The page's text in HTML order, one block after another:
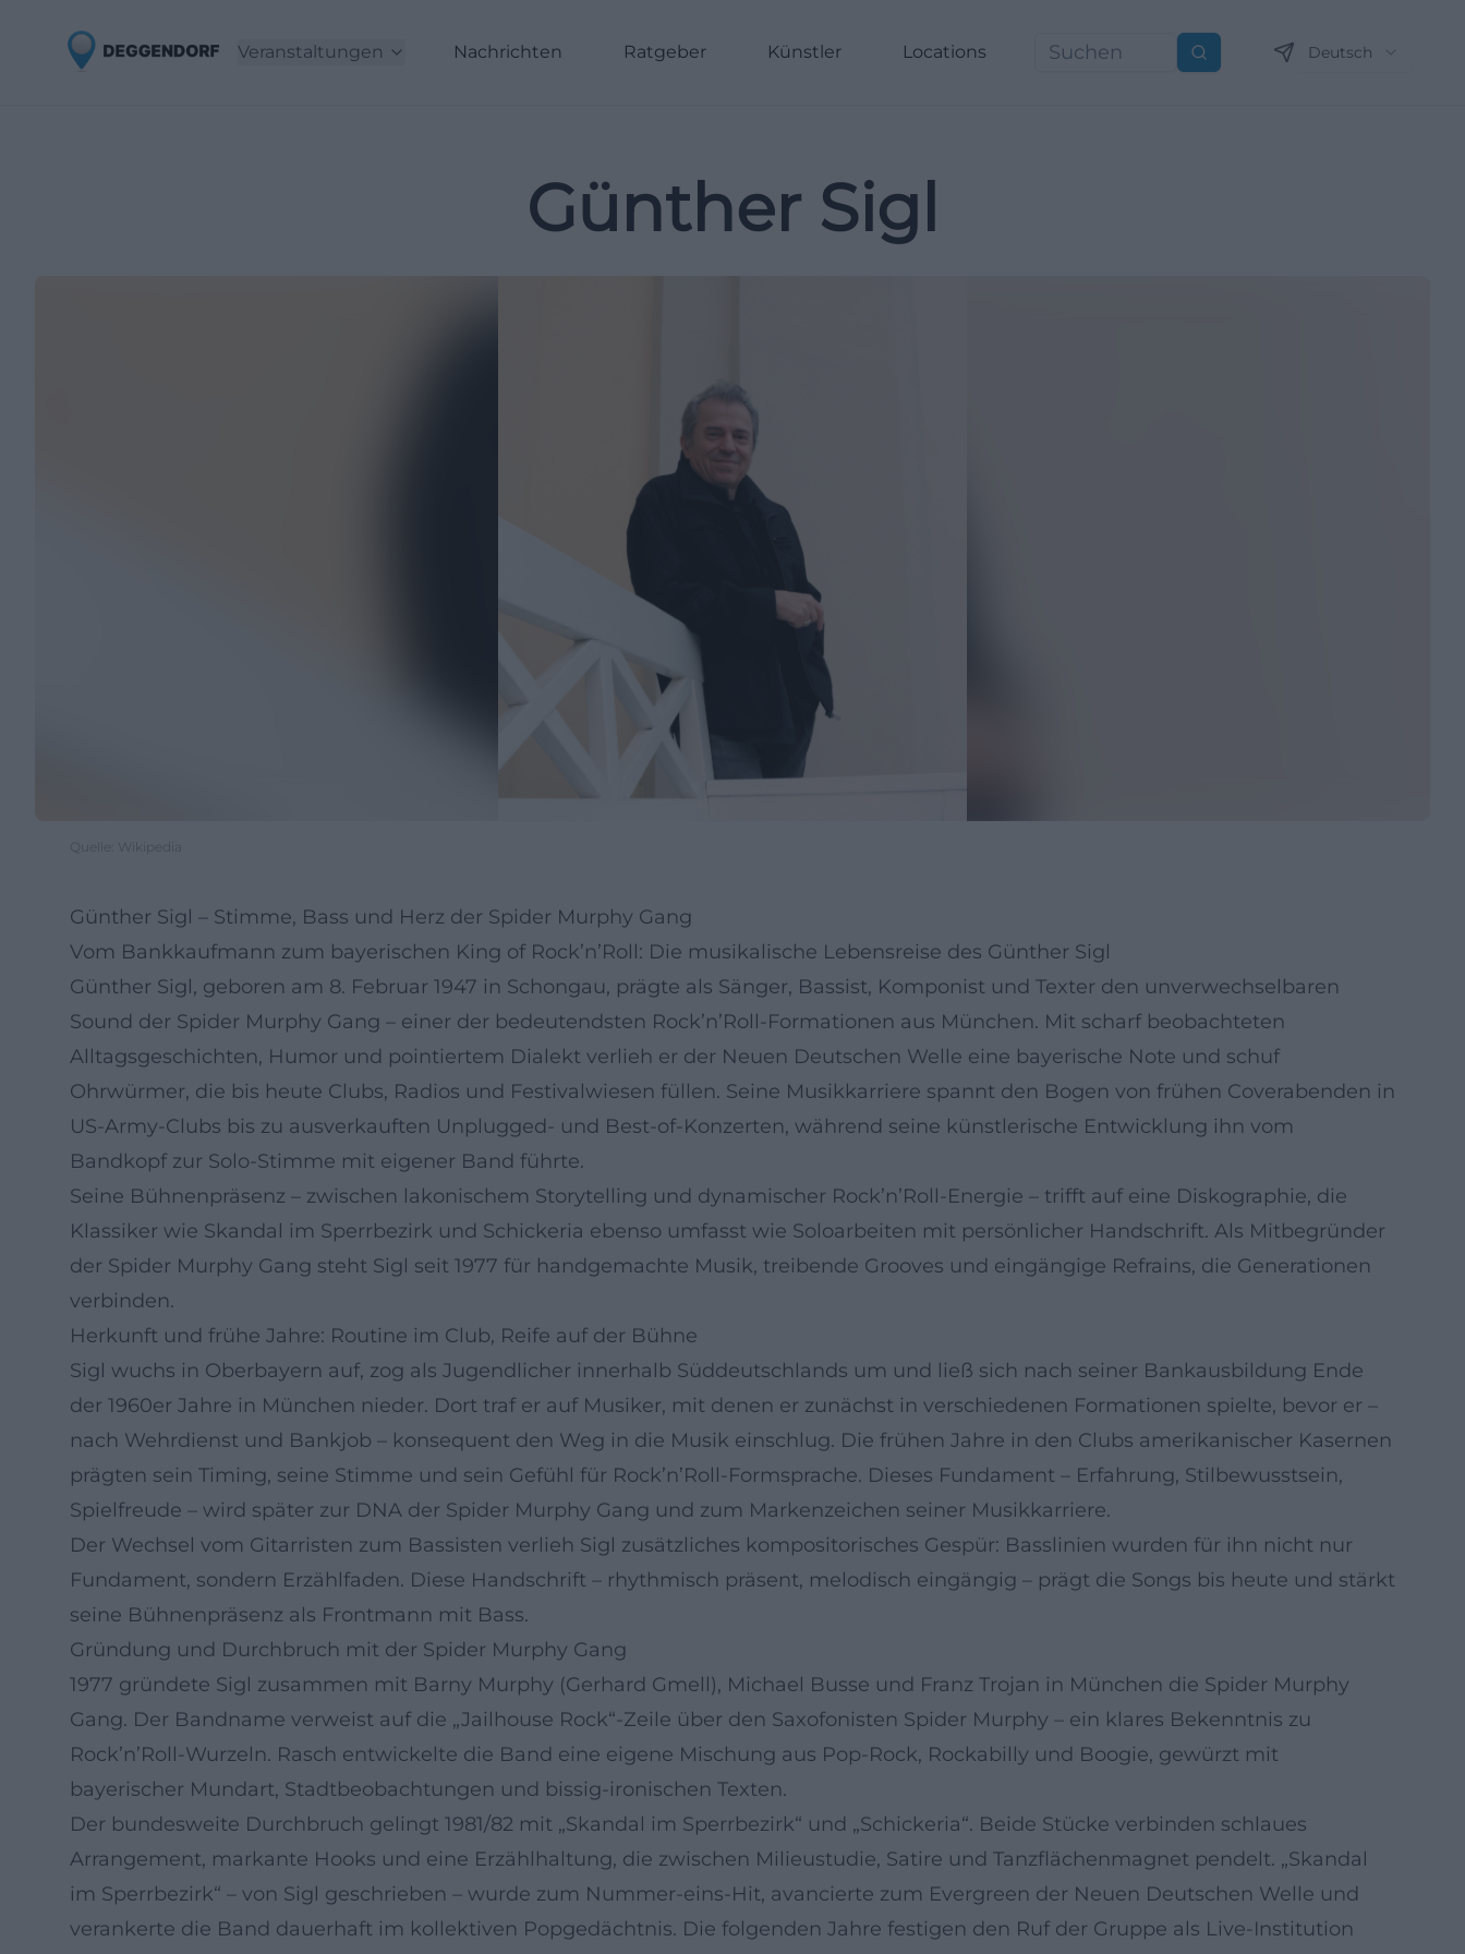
Veranstaltungen Nachrichten Ratgeber Künstler Locations Suchen Deutsch
Günther Sigl
Quelle: Wikipedia
Günther Sigl – Stimme, Bass und Herz der Spider Murphy Gang
Vom Bankkaufmann zum bayerischen King of Rock’n’Roll: Die musikalische Lebensreise des Günther Sigl
Günther Sigl, geboren am 8. Februar 1947 in Schongau, prägte als Sänger, Bassist, Komponist und Texter den unverwechselbaren
Sound der Spider Murphy Gang – einer der bedeutendsten Rock’n’Roll-Formationen aus München. Mit scharf beobachteten
Alltagsgeschichten, Humor und pointiertem Dialekt verlieh er der Neuen Deutschen Welle eine bayerische Note und schuf
Ohrwürmer, die bis heute Clubs, Radios und Festivalwiesen füllen. Seine Musikkarriere spannt den Bogen von frühen Coverabenden in
US-Army-Clubs bis zu ausverkauften Unplugged- und Best-of-Konzerten, während seine künstlerische Entwicklung ihn vom
Bandkopf zur Solo-Stimme mit eigener Band führte.
Seine Bühnenpräsenz – zwischen lakonischem Storytelling und dynamischer Rock’n’Roll-Energie – trifft auf eine Diskographie, die
Klassiker wie Skandal im Sperrbezirk und Schickeria ebenso umfasst wie Soloarbeiten mit persönlicher Handschrift. Als Mitbegründer
der Spider Murphy Gang steht Sigl seit 1977 für handgemachte Musik, treibende Grooves und eingängige Refrains, die Generationen
verbinden.
Herkunft und frühe Jahre: Routine im Club, Reife auf der Bühne
Sigl wuchs in Oberbayern auf, zog als Jugendlicher innerhalb Süddeutschlands um und ließ sich nach seiner Bankausbildung Ende
der 1960er Jahre in München nieder. Dort traf er auf Musiker, mit denen er zunächst in verschiedenen Formationen spielte, bevor er –
nach Wehrdienst und Bankjob – konsequent den Weg in die Musik einschlug. Die frühen Jahre in den Clubs amerikanischer Kasernen
prägten sein Timing, seine Stimme und sein Gefühl für Rock’n’Roll-Formsprache. Dieses Fundament – Erfahrung, Stilbewusstsein,
Spielfreude – wird später zur DNA der Spider Murphy Gang und zum Markenzeichen seiner Musikkarriere.
Der Wechsel vom Gitarristen zum Bassisten verlieh Sigl zusätzliches kompositorisches Gespür: Basslinien wurden für ihn nicht nur
Fundament, sondern Erzählfaden. Diese Handschrift – rhythmisch präsent, melodisch eingängig – prägt die Songs bis heute und stärkt
seine Bühnenpräsenz als Frontmann mit Bass.
Gründung und Durchbruch mit der Spider Murphy Gang
1977 gründete Sigl zusammen mit Barny Murphy (Gerhard Gmell), Michael Busse und Franz Trojan in München die Spider Murphy
Gang. Der Bandname verweist auf die „Jailhouse Rock“-Zeile über den Saxofonisten Spider Murphy – ein klares Bekenntnis zu
Rock’n’Roll-Wurzeln. Rasch entwickelte die Band eine eigene Mischung aus Pop-Rock, Rockabilly und Boogie, gewürzt mit
bayerischer Mundart, Stadtbeobachtungen und bissig-ironischen Texten.
Der bundesweite Durchbruch gelingt 1981/82 mit „Skandal im Sperrbezirk“ und „Schickeria“. Beide Stücke verbinden schlaues
Arrangement, markante Hooks und eine Erzählhaltung, die zwischen Milieustudie, Satire und Tanzflächenmagnet pendelt. „Skandal
im Sperrbezirk“ – von Sigl geschrieben – wurde zum Nummer-eins-Hit, avancierte zum Evergreen der Neuen Deutschen Welle und
verankerte die Band dauerhaft im kollektiven Popgedächtnis. Die folgenden Jahre festigen den Ruf der Gruppe als Live-Institution